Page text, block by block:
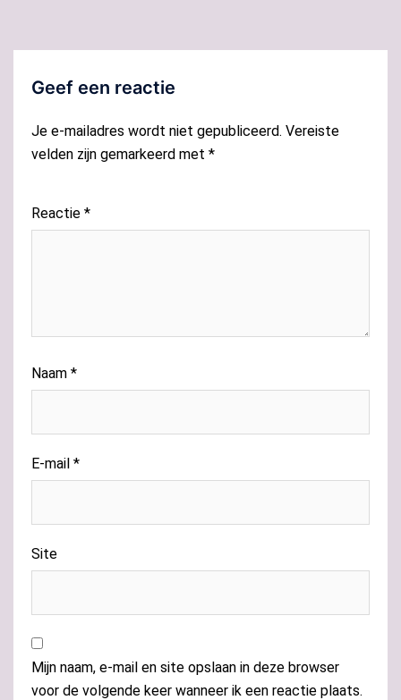
Geef een reactie
Je e-mailadres wordt niet gepubliceerd. Vereiste
velden zijn gemarkeerd met *
Reactie *
Naam *
E-mail *
Site
Mijn naam, e-mail en site opslaan in deze browser
voor de volgende keer wanneer ik een reactie plaats.